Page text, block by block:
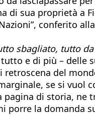
di sua proprietà a
conferito
sbagliato, tutto
e di più – delle
retroscena del
se si vuol
di storia, ne
porre la domanda